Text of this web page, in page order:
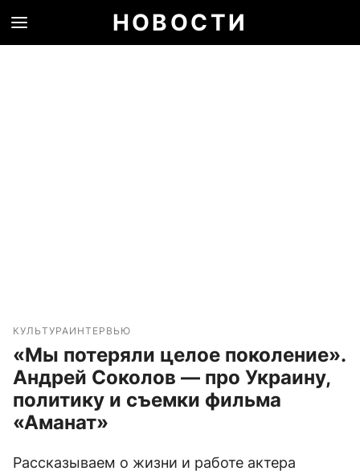
НОВОСТИ
КУЛЬТУРАИНТЕРВЬЮ
«Мы потеряли целое поколение».
Андрей Соколов — про Украину,
политику и съемки фильма
«Аманат»
Рассказываем о жизни и работе актера